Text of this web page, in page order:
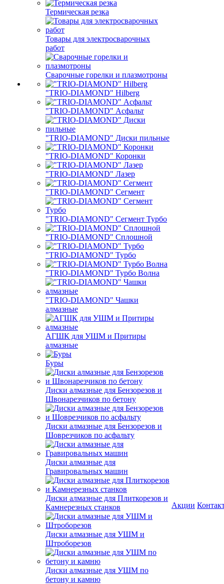
Термическая резка
Товары для электросварочных
работ
Сварочные горелки и плазмотроны
"TRIO-DIAMOND" Hilberg
"TRIO-DIAMOND" Асфальт
"TRIO-DIAMOND" Диски пильные
"TRIO-DIAMOND" Коронки
"TRIO-DIAMOND" Лазер
"TRIO-DIAMOND" Сегмент
"TRIO-DIAMOND" Сегмент Турбо
"TRIO-DIAMOND" Сплошной
"TRIO-DIAMOND" Турбо
"TRIO-DIAMOND" Турбо Волна
"TRIO-DIAMOND" Чашки
алмазные
АГШК для УШМ и Притиры
алмазные
Буры
Диски алмазные для Бензорезов и
Швонарезчиков по бетону
Диски алмазные для Бензорезов и
Шоврезчиков по асфальту
Диски алмазные для
Гравировальных машин
Диски алмазные для Плиткорезов и
Камнерезных станков
Диски алмазные для УШМ и
Штроборезов
Диски алмазные для УШМ по
бетону и камню
Акции